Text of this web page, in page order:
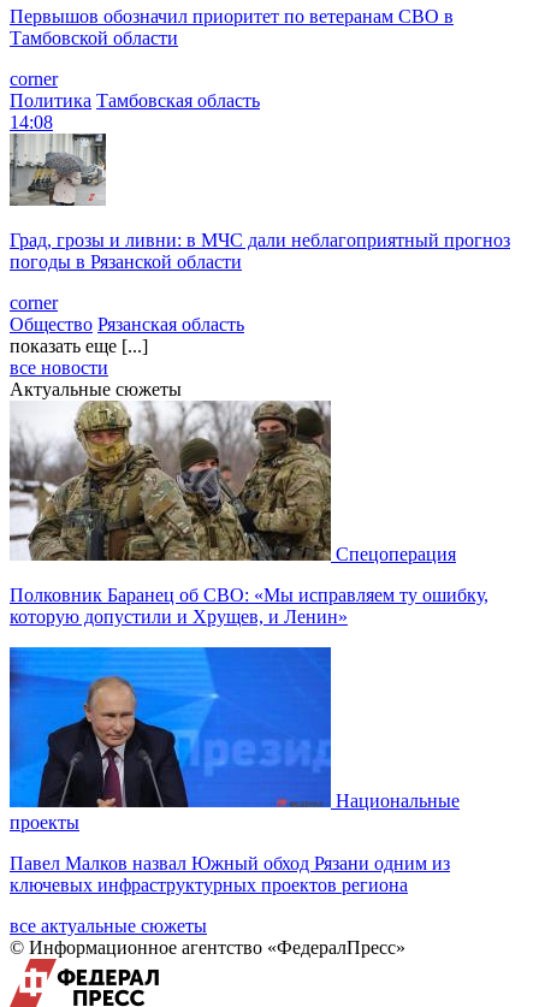
Первышов обозначил приоритет по ветеранам СВО в
Тамбовской области
corner
Политика Тамбовская область
14:08
Град, грозы и ливни: в МЧС дали неблагоприятный прогноз
погоды в Рязанской области
corner
Общество Рязанская область
показать еще [...]
все новости
Актуальные сюжеты
Спецоперация
Полковник Баранец об СВО: «Мы исправляем ту ошибку,
которую допустили и Хрущев, и Ленин»
Национальные
проекты
Павел Малков назвал Южный обход Рязани одним из
ключевых инфраструктурных проектов региона
все актуальные сюжеты
© Информационное агентство «ФедералПресс»